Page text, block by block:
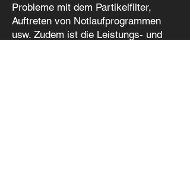
Probleme mit dem Partikelfilter,
Auftreten von Notlaufprogrammen
usw. Zudem ist die Leistungs- und